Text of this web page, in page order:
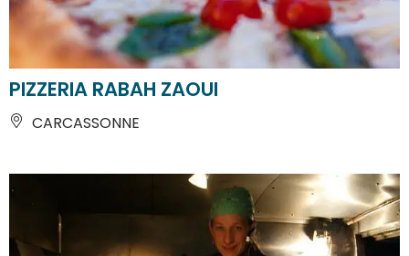
PIZZERIA RABAH ZAOUI
CARCASSONNE